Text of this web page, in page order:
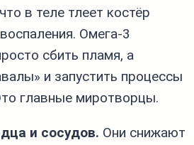
в теле тлеет костёр
Омега‑3
сбить пламя, а
и запустить процессы
главные миротворцы.
и сосудов. Они снижают